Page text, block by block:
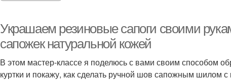
Украшаем резиновые сапоги своими
сапожек натуральной кожей
В этом мастер-классе я поделюсь с вами своим способом
куртки и покажу, как сделать ручной шов сапожным шилом с